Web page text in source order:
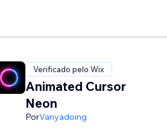
Verificado pelo Wix
Animated Cursor
Neon
PorVanyadoing